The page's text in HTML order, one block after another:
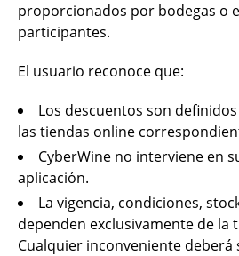
proporcionados por bodegas o
participantes.
El usuario reconoce que:
Los descuentos son
las tiendas online
CyberWine no interviene en
aplicación.
La vigencia, condiciones,
dependen exclusivamente de la
Cualquier inconveniente deberá